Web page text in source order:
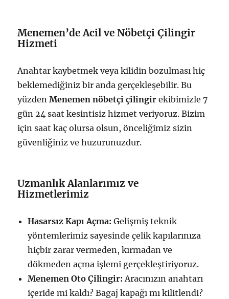
Menemen’de Acil ve Nöbetçi Çilingir
Hizmeti
Anahtar kaybetmek veya kilidin bozulması hiç
beklemediğiniz bir anda gerçekleşebilir. Bu
yüzdenMenemen nöbetçi çilingir ekibimizle 7
gün 24 saat kesintisiz hizmet veriyoruz. Bizim
için saat kaç olursa olsun, önceliğimiz sizin
güvenliğiniz ve huzurunuzdur.
Uzmanlık Alanlarımız ve
Hizmetlerimiz
Hasarsız Kapı Açma: Gelişmiş teknik
yöntemlerimiz sayesinde çelik kapılarınıza
hiçbir zarar vermeden, kırmadan ve
dökmeden açma işlemi gerçekleştiriyoruz.
Menemen Oto Çilingir: Aracınızın anahtarı
içeride mi kaldı? Bagaj kapağı mı kilitlendi?